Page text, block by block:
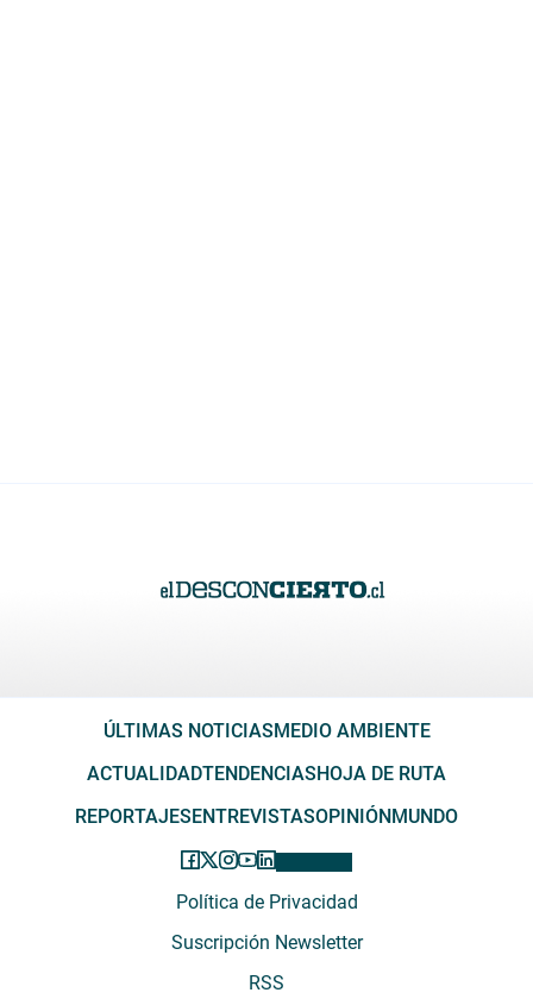
ÚLTIMAS NOTICIAS MEDIO AMBIENTE
ACTUALIDADTENDENCIAS HOJA DE RUTA
REPORTAJES ENTREVISTASOPINIÓN MUNDO
Política de Privacidad
Suscripción Newsletter
RSS